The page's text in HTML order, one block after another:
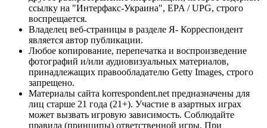
ссылку на "Интерфакс-Украина", EPA / UPG, строго
воспрещается.
Владелец веб-страницы в разделе Я- Корреспондент
является автор публикации.
Любое копирование, перепечатка и воспроизведение
фотографий и/или аудиовизуальных материалов,
принадлежащих правообладателю Getty Images, строго
запрещено.
Материалы сайта korrespondent.net предназначены для
лиц старше 21 года (21+). Участие в азартных играх
может вызвать игровую зависимость. Соблюдайте
правила (принципы) ответственной игры. При